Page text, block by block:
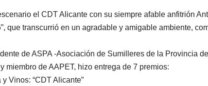
el CDT Alicante con su siempre afable anfitrión
que transcurrió en un agradable y amigable ambiente,
de ASPA -Asociación de Sumilleres de la Provincia
miembro de AAPET, hizo entrega de 7 premios:
Vinos: “CDT Alicante”